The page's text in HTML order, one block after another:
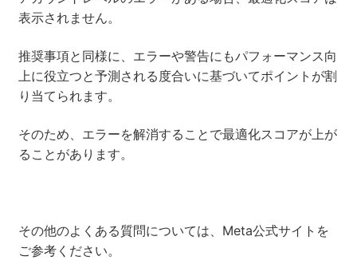
表示されません。
推奨事項と同様に、エラーや警告にもパフォーマンス向
上に役立つと予測される度合いに基づいてポイントが割
り当てられます。
そのため、エラーを解消することで最適化スコアが上が
ることがあります。
その他のよくある質問については、Meta公式サイトを
ご参考ください。